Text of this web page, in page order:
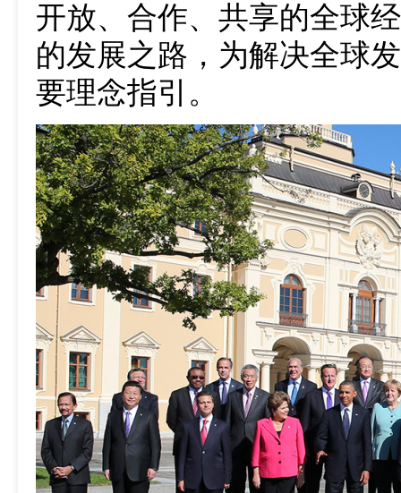
开放、合作、共享的全球
的发展之路，为解决全球
要理念指引。